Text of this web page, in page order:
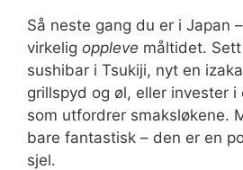
Så neste gang du er i Japan
virkelig oppleve måltidet.
sushibar i Tsukiji, nyt en
grillspyd og øl, eller invester
som utfordrer smaksløkene.
bare fantastisk – den er en
sjel.